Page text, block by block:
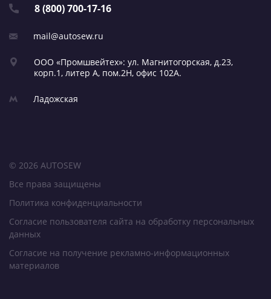
8 (800) 700-17-16
mail@autosew.ru
ООО «Промшвейтех»: ул. Магнитогорская, д.23,
корп.1, литер А, пом.2Н, офис 102А.
Ладожская
© 2026 AUTOSEW
Все права защищены
Политика конфиденциальности
Согласие пользователя сайта на обработку персональных
данных
Согласие на получение рекламно-информационных
материалов